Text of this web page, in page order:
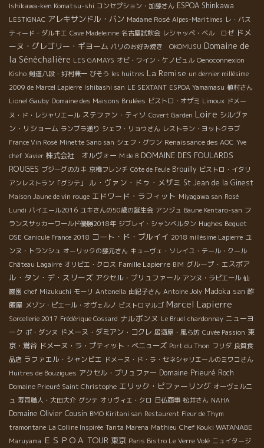
Ishikawa-ken Komatsu-shi コンセプション・加藤さん ESPOA Shinkawa
LESTIGNAC アレキサンドル・バン Madame Rosé Alpes-Maritimes レ・バス
ティード・ダルキエ Cave Madeleinne 名古屋試飲会 レシャッペ・ベル ロゼ ドメ
ーヌ・グレゴリー・ギヨーム パリのお好み焼き OKOMUSU Domaine de
la Sénèchalière LES GAMAYS オビ・ワイン・ケノビュル Oenoconnexion
Kisho 剣道八段・好村兼一 びそう les huitres La Remise un dernier millésime
2009 de Marcel Lapierre Ishibashi san LE SEXTANT ESPOA Yamamasu 植村さん
Lionel Gauby Domaine des Maisons Brulées ビストロ・オザミ Limoux ドメー
ヌ・ド・レシャリエール ステファン・ティソ Covert Garden Loire シルヴァ
ン・リショーム ランブラ通り シェフ・リョウさん レストラン・ヨットクラブ
France Vin Rosé Minette Sano san シェフ・グワン Renaissance des AOC Yve
chef Xavier 株式会社 オルヴォー M de B DOMAINE DES FOULARDS
ROUGES ブジーグのカキ 京橋フレンチ Côte de Feule Brouilly ビストロ・イタリ
アンレストラン「グシテ」
ル・ヴァン・ドゥ・メザミ St Jean de la Ginest
Maison Jaune de vin rouge エドワード・ラフィット Miyagawa san Rosé
Lundi バイエール2016 ユキさんの50歳の誕生会 アンジュ Baune Kentaro-san フ
ランスサッカーワールド優勝2018年 ジブレイ・シャンベルタン Hughes Beguet
OSE Canicule France 2018 コート・ド・ブルイイ 2018 millésime Lapierre ユ
ンヌ・トランシュ オーリックの藤元さん キューヴェ・ソレイユ・テール・クール
Château Lagairre オリビエ・クロス Famille Lapierre BIM グループ・エスポア
ル・タン・デ・スリーズ アクセル・プリュファール アンヌ・ラピエール 仙
巌園 chef Mizukuchi モーリ Antonella 由紀子さん Antoine Joly Madoka san 酢
飯屋 メゾン・ピエール・オヴェルノ ビストロマルゴ Marcel Lapierre
Sorcellerie 2017 Frédérique Cossard ナルボンヌ Le Bruel chardonnay ニューヨ
ーク ポ・ダンヌ ドメーヌ・ダミアン・コクレ 居酒屋・風ら坊 Cuvée Passion 東
京・鴬谷 ドメーヌ・ラ・プティット・べニューズ Port du Thon フリダ 良質食
品店 ラファエル・シャンピエ ドメーヌ・ド・ラ・セネシャリエールのミワコさん
Huitres de Bouzigues アクセル・プリュファー Domaine Prieuré Roch
Domaine Prieuré Saint Christophe エリック・ピファーリング オーヴェルニ
ュ 寿司職人・大田大介 グシテ オリヴィエ・クロ 日仏商事 松井さん NAHA
Domaine Olivier Cousin BMO Kiritani san Restaurent Fleur de Thym
tramontane La Colline Inspirée Tanta Marena Mathieu Chef Kouki WATANABE
Maruyama ＥＳＰＯＡ TOUR 東京 Paris Bistro Le Verre Volé ニュイタージ